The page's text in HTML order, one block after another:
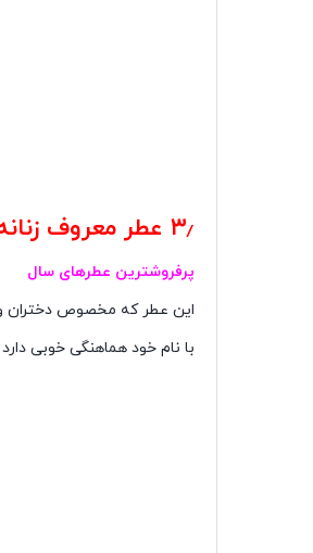
۳٫ عطر معروف زنانه ویکتور اند رولف فلاوربمب ادو پرفیومViktor&Rolf Flowerbomb ED
پرفروشترین عطرهای سال
این عطر که مخصوص دختران
با نام خود هماهنگی خوبی